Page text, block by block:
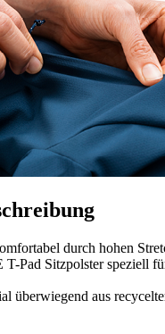
durch hohen
Pad Sitzpolster speziell
überwiegend aus